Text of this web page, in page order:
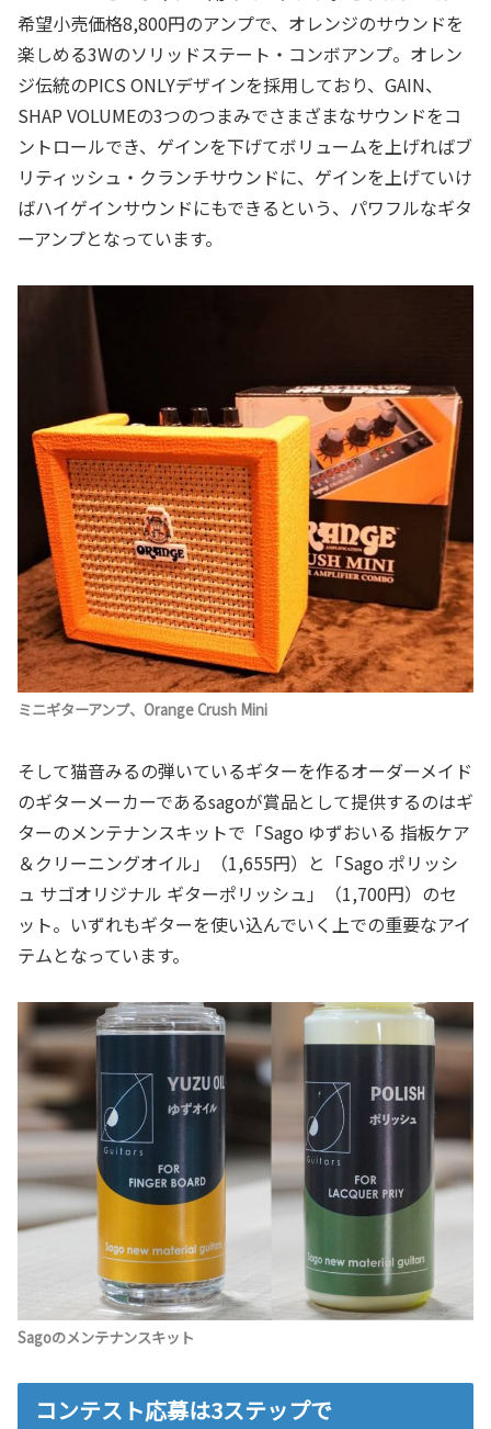
希望小売価格8,800円のアンプで、オレンジのサウンドを
楽しめる3Wのソリッドステート・コンボアンプ。オレン
ジ伝統のPICS ONLYデザインを採用しており、GAIN、
SHAP VOLUMEの3つのつまみでさまざまなサウンドをコ
ントロールでき、ゲインを下げてボリュームを上げればブ
リティッシュ・クランチサウンドに、ゲインを上げていけ
ばハイゲインサウンドにもできるという、パワフルなギタ
ーアンプとなっています。
ミニギターアンプ、Orange Crush Mini
そして猫音みるの弾いているギターを作るオーダーメイド
のギターメーカーであるsagoが賞品として提供するのはギ
ターのメンテナンスキットで「Sago ゆずおいる 指板ケア
＆クリーニングオイル」（1,655円）と「Sago ポリッシ
ュ サゴオリジナル ギターポリッシュ」（1,700円）のセ
ット。いずれもギターを使い込んでいく上での重要なアイ
テムとなっています。
Sagoのメンテナンスキット
コンテスト応募は3ステップで